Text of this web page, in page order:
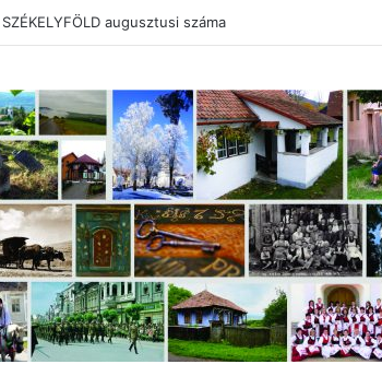
augusztusi száma